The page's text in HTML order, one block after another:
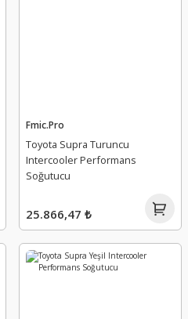
Fmic.Pro
Toyota Supra Turuncu
Intercooler Performans
Soğutucu
25.866,47 ₺